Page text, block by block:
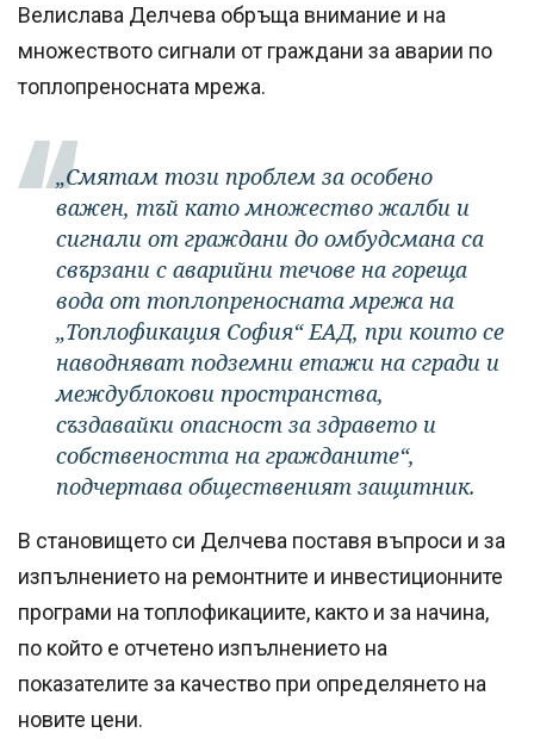
Велислава Делчева обръща внимание и на
множеството сигнали от граждани за аварии по
топлопреносната мрежа.
„Смятам този проблем за особено
важен, тъй като множество жалби и
сигнали от граждани до омбудсмана са
свързани с аварийни течове на гореща
вода от топлопреносната мрежа на
„Топлофикация София“ ЕАД, при които се
наводняват подземни етажи на сгради и
междублокови пространства,
създавайки опасност за здравето и
собствеността на гражданите“,
подчертава общественият защитник.
В становището си Делчева поставя въпроси и за
изпълнението на ремонтните и инвестиционните
програми на топлофикациите, както и за начина,
по който е отчетено изпълнението на
показателите за качество при определянето на
новите цени.